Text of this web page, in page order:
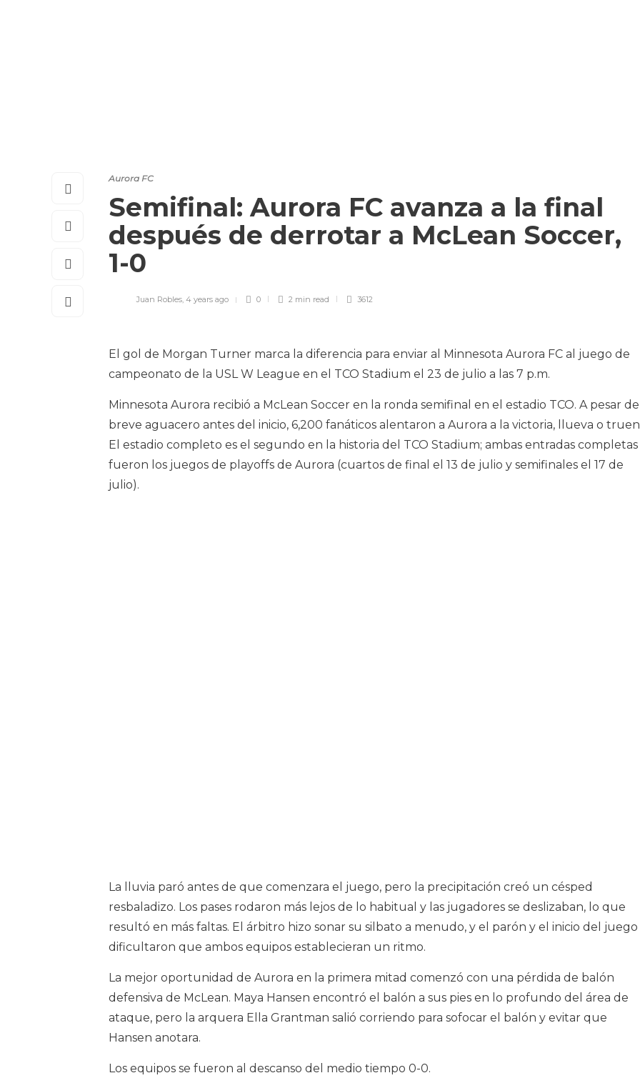
Aurora FC
Semifinal: Aurora FC avanza a la final
después de derrotar a McLean Soccer,
1-0
Juan Robles, 4 years ago 0 2 min read 3612
El gol de Morgan Turner marca la diferencia para enviar al Minnesota Aurora FC al juego de
campeonato de la USL W League en el TCO Stadium el 23 de julio a las 7 p.m.
Minnesota Aurora recibió a McLean Soccer en la ronda semifinal en el estadio TCO. A pesar
breve aguacero antes del inicio, 6,200 fanáticos alentaron a Aurora a la victoria, llueva o
El estadio completo es el segundo en la historia del TCO Stadium; ambas entradas completas
fueron los juegos de playoffs de Aurora (cuartos de final el 13 de julio y semifinales el 17 de
julio).
La lluvia paró antes de que comenzara el juego, pero la precipitación creó un césped
resbaladizo. Los pases rodaron más lejos de lo habitual y las jugadores se deslizaban, lo que
resultó en más faltas. El árbitro hizo sonar su silbato a menudo, y el parón y el inicio del juego
dificultaron que ambos equipos establecieran un ritmo.
La mejor oportunidad de Aurora en la primera mitad comenzó con una pérdida de balón
defensiva de McLean. Maya Hansen encontró el balón a sus pies en lo profundo del área de
ataque, pero la arquera Ella Grantman salió corriendo para sofocar el balón y evitar que
Hansen anotara.
Los equipos se fueron al descanso del medio tiempo 0-0.